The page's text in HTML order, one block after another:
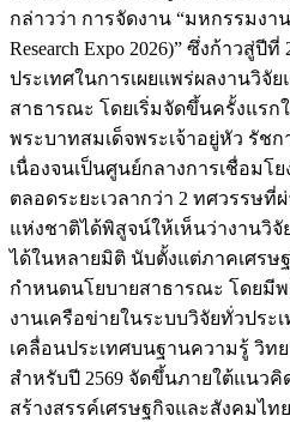
กล่าวว่า การจัดงาน “มหกรรมงา
Research Expo 2026)” ซึ่งก้าวสู่ปี
ประเทศในการเผยแพร่ผลงานวิจั
สาธารณะ โดยเริ่มจัดขึ้นครั้งแรก
พระบาทสมเด็จพระเจ้าอยู่หัว รัช
เนื่องจนเป็นศูนย์กลางการเชื่อมโ
ตลอดระยะเวลากว่า 2 ทศวรรษที่
แห่งชาติได้พิสูจน์ให้เห็นว่างานวิ
ได้ในหลายมิติ นับตั้งแต่ภาคเศร
กำหนดนโยบายสาธารณะ โดยมี
งานเครือข่ายในระบบวิจัยทั่วปร
เคลื่อนประเทศบนฐานความรู้ วิท
สำหรับปี 2569 จัดขึ้นภายใต้แนวคิด
สร้างสรรค์เศรษฐกิจและสังคมไท